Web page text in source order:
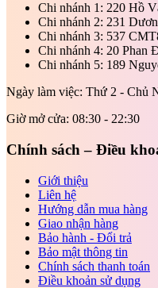
Chi nhánh 1: 220 Hồ
Chi nhánh 2: 231
Chi nhánh 3: 537
Chi nhánh 4: 20 Phan
Chi nhánh 5: 189
Ngày làm việc: Thứ 2 - Chủ
Giờ mở cửa: 08:30 - 22:30
Chính sách – Điều
Giới thiệu
Liên hệ
Hướng dẫn mua hàng
Giao nhận hàng
Bảo hành - Đổi trả
Bảo mật thông tin
Chính sách thanh toán
Điều khoản sử dụng